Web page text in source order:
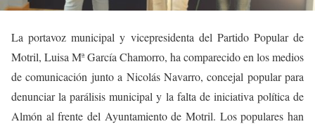
La portavoz municipal y vicepresidenta del Partido Popular de
Motril, Luisa Mª García Chamorro, ha comparecido en los medios
de comunicación junto a Nicolás Navarro, concejal popular para
denunciar la parálisis municipal y la falta de iniciativa política de
Almón al frente del Ayuntamiento de Motril. Los populares han